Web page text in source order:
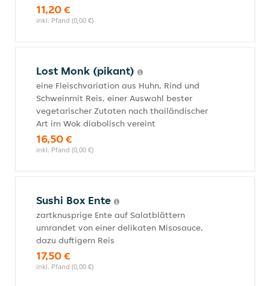
11,20 €
inkl. Pfand (0,00 €)
Lost Monk (pikant)
eine Fleischvariation aus Huhn, Rind und
Schweinmit Reis, einer Auswahl bester
vegetarischer Zutaten nach thailändischer
Art im Wok diabolisch vereint
16,50 €
inkl. Pfand (0,00 €)
Sushi Box Ente
zartknusprige Ente auf Salatblättern
umrandet von einer delikaten Misosauce,
dazu duftigem Reis
17,50 €
inkl. Pfand (0,00 €)